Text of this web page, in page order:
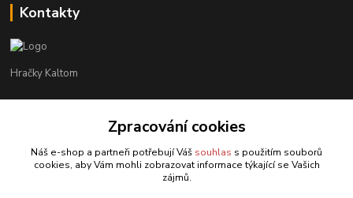
Kontakty
Hračky Kaltom
+420 777 538 008
hrackykaltom@gmail.com
Zpracování cookies
Náš e-shop a partneři potřebují Váš souhlas s použitím souborů
cookies, aby Vám mohli zobrazovat informace týkající se Vašich
zájmů.